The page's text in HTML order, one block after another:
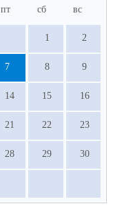
пт сб вс
1 2
7 8 9
14 15 16
21 22 23
28 29 30